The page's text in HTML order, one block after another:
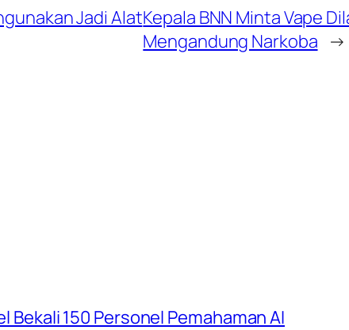
Jadi AlatKepala BNN Minta Vape
Mengandung Narkoba →
150 Personel Pemahaman AI